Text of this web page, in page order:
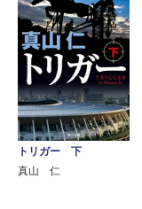
トリガー 下
真山 仁